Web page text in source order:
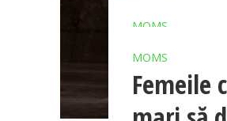
MOMS
Să ne
mamă
08/03/2024
MOMS
Femeile